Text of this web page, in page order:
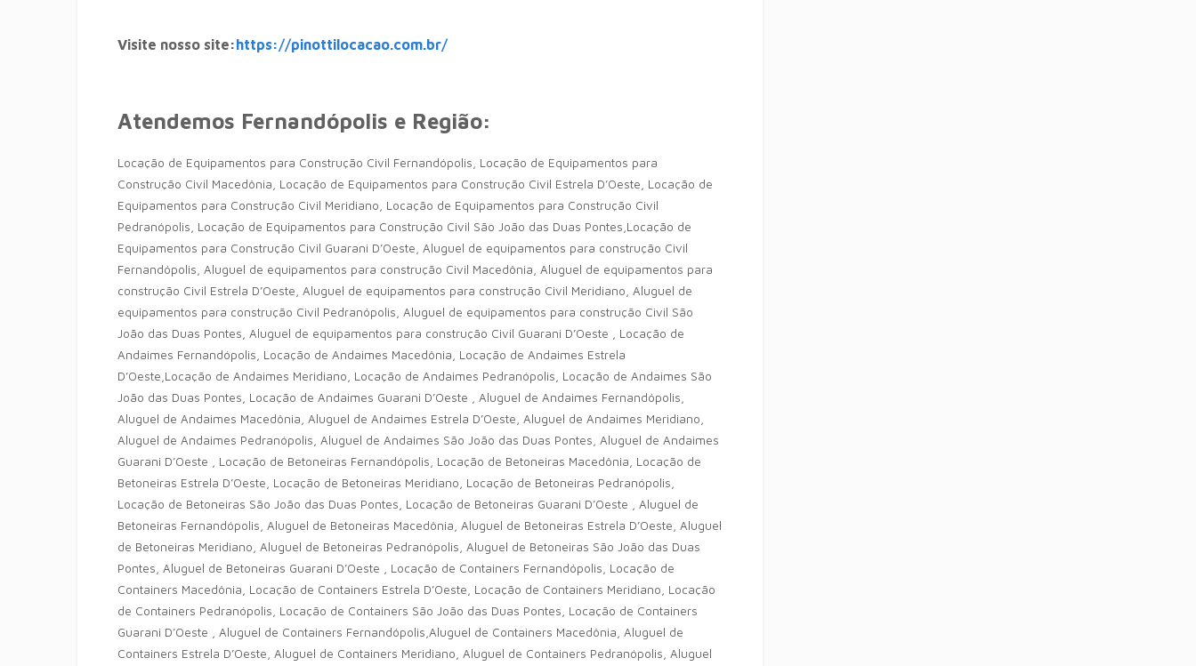
Visite nosso site:https://pinottilocacao.com.br/
Atendemos Fernandópolis e Região:
Locação de Equipamentos para Construção Civil Fernandópolis, Locação de Equipamentos para
Construção Civil Macedônia, Locação de Equipamentos para Construção Civil Estrela D’Oeste, Locação de
Equipamentos para Construção Civil Meridiano, Locação de Equipamentos para Construção Civil
Pedranópolis, Locação de Equipamentos para Construção Civil São João das Duas Pontes,Locação de
Equipamentos para Construção Civil Guarani D’Oeste, Aluguel de equipamentos para construção Civil
Fernandópolis, Aluguel de equipamentos para construção Civil Macedônia, Aluguel de equipamentos para
construção Civil Estrela D’Oeste, Aluguel de equipamentos para construção Civil Meridiano, Aluguel de
equipamentos para construção Civil Pedranópolis, Aluguel de equipamentos para construção Civil São
João das Duas Pontes, Aluguel de equipamentos para construção Civil Guarani D’Oeste , Locação de
Andaimes Fernandópolis, Locação de Andaimes Macedônia, Locação de Andaimes Estrela
D’Oeste,Locação de Andaimes Meridiano, Locação de Andaimes Pedranópolis, Locação de Andaimes São
João das Duas Pontes, Locação de Andaimes Guarani D’Oeste , Aluguel de Andaimes Fernandópolis,
Aluguel de Andaimes Macedônia, Aluguel de Andaimes Estrela D’Oeste, Aluguel de Andaimes Meridiano,
Aluguel de Andaimes Pedranópolis, Aluguel de Andaimes São João das Duas Pontes, Aluguel de Andaimes
Guarani D’Oeste , Locação de Betoneiras Fernandópolis, Locação de Betoneiras Macedônia, Locação de
Betoneiras Estrela D’Oeste, Locação de Betoneiras Meridiano, Locação de Betoneiras Pedranópolis,
Locação de Betoneiras São João das Duas Pontes, Locação de Betoneiras Guarani D’Oeste , Aluguel de
Betoneiras Fernandópolis, Aluguel de Betoneiras Macedônia, Aluguel de Betoneiras Estrela D’Oeste, Aluguel
de Betoneiras Meridiano, Aluguel de Betoneiras Pedranópolis, Aluguel de Betoneiras São João das Duas
Pontes, Aluguel de Betoneiras Guarani D’Oeste , Locação de Containers Fernandópolis, Locação de
Containers Macedônia, Locação de Containers Estrela D’Oeste, Locação de Containers Meridiano, Locação
de Containers Pedranópolis, Locação de Containers São João das Duas Pontes, Locação de Containers
Guarani D’Oeste , Aluguel de Containers Fernandópolis,Aluguel de Containers Macedônia, Aluguel de
Containers Estrela D’Oeste, Aluguel de Containers Meridiano, Aluguel de Containers Pedranópolis, Aluguel